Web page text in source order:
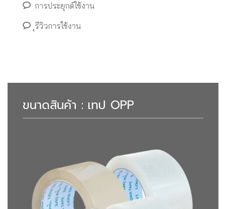
การประยุกต์ใช้งาน
ุรีวิวการใช้งาน
ขนาดสินค้า : เทป OPP